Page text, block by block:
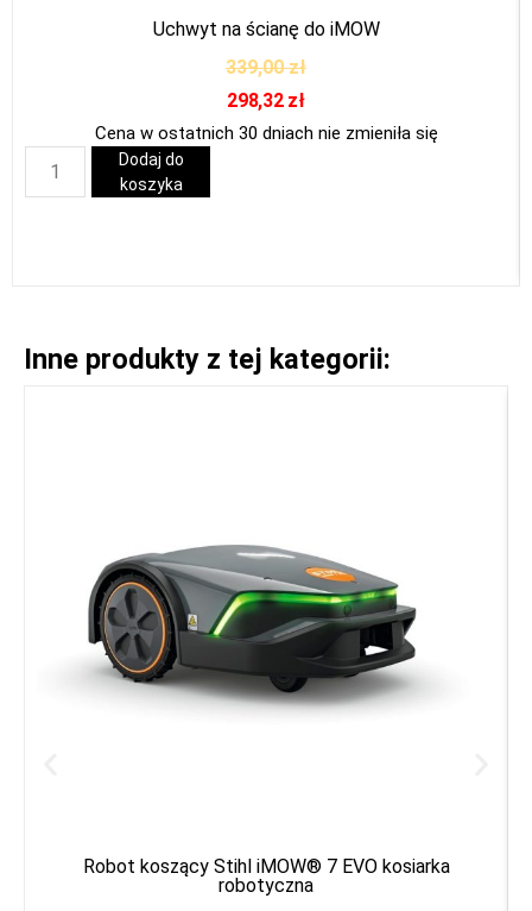
Uchwyt na ścianę do iMOW
339,00zł
298,32 zł
Cena w ostatnich 30 dniach nie zmieniła się
Dodaj do
koszyka
Inne produkty z tej kategorii:
Robot koszący Stihl iMOW® 7 EVO kosiarka
robotyczna